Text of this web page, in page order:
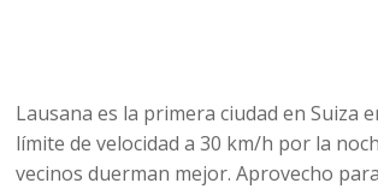
Lausana es la primera ciudad en Suiza
límite de velocidad a 30 km/h por la
vecinos duerman mejor. Aprovecho